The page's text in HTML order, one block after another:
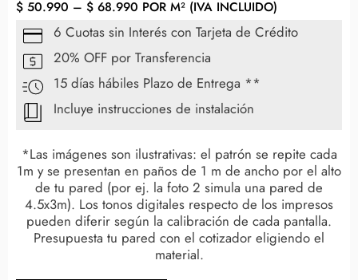
$ 50.990 – $ 68.990 POR M² (IVA INCLUIDO)
6 Cuotas sin Interés con Tarjeta de Crédito
20% OFF por Transferencia
15 días hábiles Plazo de Entrega **
Incluye instrucciones de instalación
*Las imágenes son ilustrativas: el patrón se repite cada
1m y se presentan en paños de 1 m de ancho por el alto
de tu pared (por ej. la foto 2 simula una pared de
4.5x3m). Los tonos digitales respecto de los impresos
pueden diferir según la calibración de cada pantalla.
Presupuesta tu pared con el cotizador eligiendo el
material.